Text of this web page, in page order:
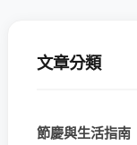
文章分類
節慶與生活指南